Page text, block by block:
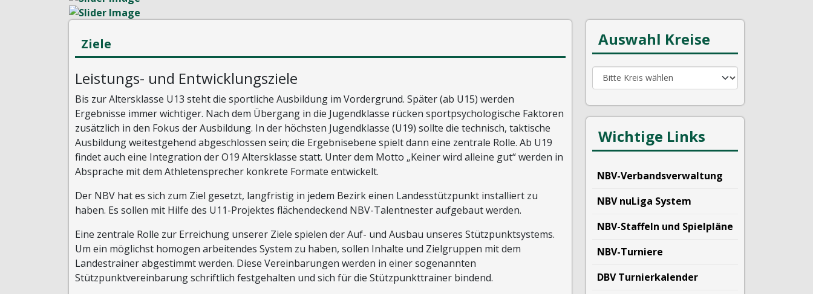
Ziele
Leistungs- und Entwicklungsziele
Bis zur Altersklasse U13 steht die sportliche Ausbildung im Vordergrund. Später (ab U15) werden
Ergebnisse immer wichtiger. Nach dem Übergang in die Jugendklasse rücken sportpsychologische Faktoren
zusätzlich in den Fokus der Ausbildung. In der höchsten Jugendklasse (U19) sollte die technisch, taktische
Ausbildung weitestgehend abgeschlossen sein; die Ergebnisebene spielt dann eine zentrale Rolle. Ab U19
findet auch eine Integration der O19 Altersklasse statt. Unter dem Motto „Keiner wird alleine gut“ werden in
Absprache mit dem Athletensprecher konkrete Formate entwickelt.
Der NBV hat es sich zum Ziel gesetzt, langfristig in jedem Bezirk einen Landesstützpunkt installiert zu
haben. Es sollen mit Hilfe des U11-Projektes flächendeckend NBV-Talentnester aufgebaut werden.
Eine zentrale Rolle zur Erreichung unserer Ziele spielen der Auf- und Ausbau unseres Stützpunktsystems.
Um ein möglichst homogen arbeitendes System zu haben, sollen Inhalte und Zielgruppen mit dem
Landestrainer abgestimmt werden. Diese Vereinbarungen werden in einer sogenannten
Stützpunktvereinbarung schriftlich festgehalten und sich für die Stützpunkttrainer bindend.
Auswahl Kreise
Wichtige Links
NBV-Verbandsverwaltung
NBV nuLiga System
NBV-Staffeln und Spielpläne
NBV-Turniere
DBV Turnierkalender